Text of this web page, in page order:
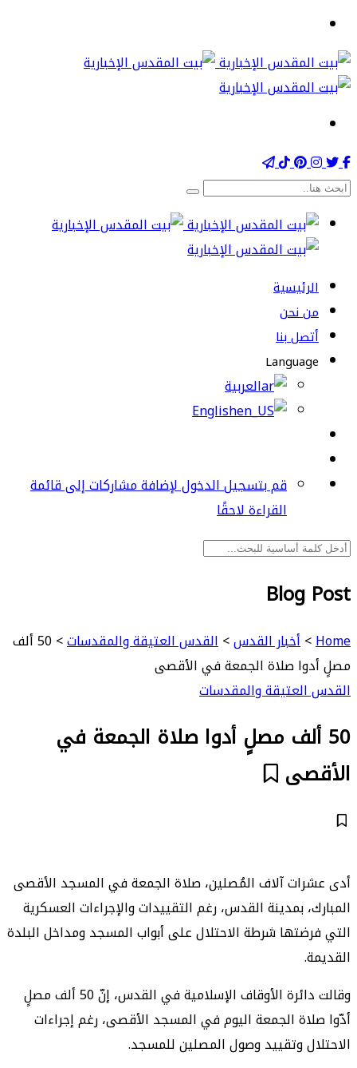
الرئيسية
من نحن
أتصل بنا
Language
العربية
English
قم بتسجيل الدخول لإضافة مشاركات إلى قائمة
القراءة لاحقًا
Blog Post
Home
>أخبار القدس>القدس العتيقة والمقدسات>
50 ألف
مصلٍ أدوا صلاة الجمعة في الأقصى
القدس العتيقة والمقدسات
50 ألف مصلٍ أدوا صلاة الجمعة في
الأقصى
أدى عشرات آلاف المُصلين، صلاة الجمعة في المسجد الأقصى
المبارك، بمدينة القدس، رغم التقييدات والإجراءات العسكرية
التي فرضتها شرطة الاحتلال على أبواب المسجد ومداخل البلدة
القديمة.
وقالت دائرة الأوقاف الإسلامية في القدس، إنّ 50 ألف مصلٍ
أدّوا صلاة الجمعة اليوم في المسجد الأقصى، رغم إجراءات
الاحتلال وتقييد وصول المصلين للمسجد.